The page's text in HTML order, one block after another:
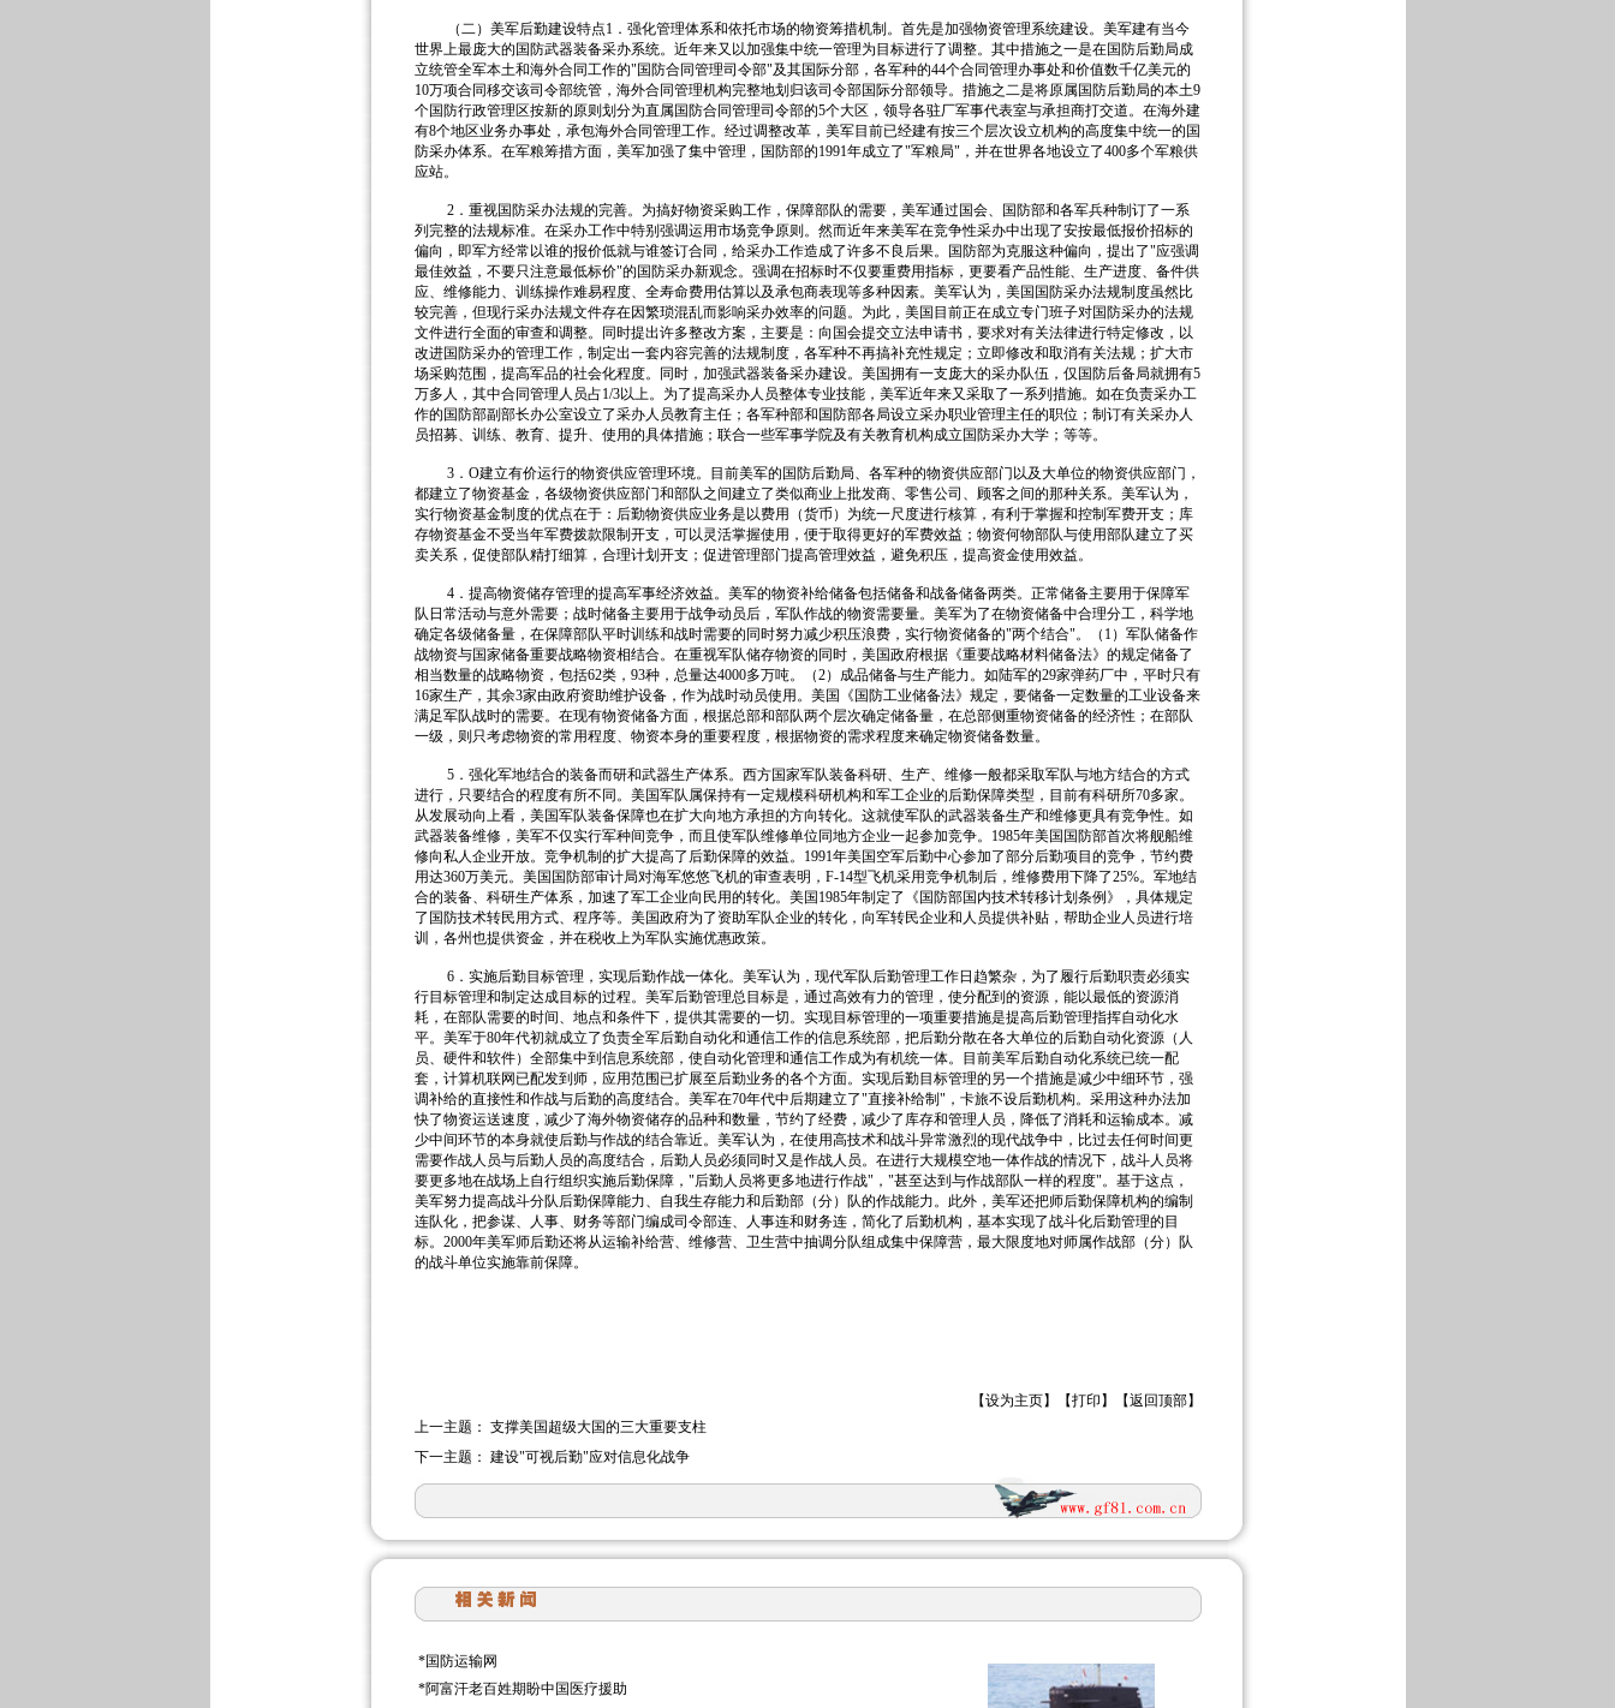
（二）美军后勤建设特点1．强化管理体系和依托市场的物资筹措机制。首先是加强物资管理系统建设。美军建有当今
世界上最庞大的国防武器装备采办系统。近年来又以加强集中统一管理为目标进行了调整。其中措施之一是在国防后勤局成
立统管全军本土和海外合同工作的"国防合同管理司令部"及其国际分部，各军种的44个合同管理办事处和价值数千亿美元的
10万项合同移交该司令部统管，海外合同管理机构完整地划归该司令部国际分部领导。措施之二是将原属国防后勤局的本土9
个国防行政管理区按新的原则划分为直属国防合同管理司令部的5个大区，领导各驻厂军事代表室与承担商打交道。在海外建
有8个地区业务办事处，承包海外合同管理工作。经过调整改革，美军目前已经建有按三个层次设立机构的高度集中统一的国
防采办体系。在军粮筹措方面，美军加强了集中管理，国防部的1991年成立了"军粮局"，并在世界各地设立了400多个军粮供
应站。
2．重视国防采办法规的完善。为搞好物资采购工作，保障部队的需要，美军通过国会、国防部和各军兵种制订了一系
列完整的法规标准。在采办工作中特别强调运用市场竞争原则。然而近年来美军在竞争性采办中出现了安按最低报价招标的
偏向，即军方经常以谁的报价低就与谁签订合同，给采办工作造成了许多不良后果。国防部为克服这种偏向，提出了"应强调
最佳效益，不要只注意最低标价"的国防采办新观念。强调在招标时不仅要重费用指标，更要看产品性能、生产进度、备件供
应、维修能力、训练操作难易程度、全寿命费用估算以及承包商表现等多种因素。美军认为，美国国防采办法规制度虽然比
较完善，但现行采办法规文件存在因繁琐混乱而影响采办效率的问题。为此，美国目前正在成立专门班子对国防采办的法规
文件进行全面的审查和调整。同时提出许多整改方案，主要是：向国会提交立法申请书，要求对有关法律进行特定修改，以
改进国防采办的管理工作，制定出一套内容完善的法规制度，各军种不再搞补充性规定；立即修改和取消有关法规；扩大市
场采购范围，提高军品的社会化程度。同时，加强武器装备采办建设。美国拥有一支庞大的采办队伍，仅国防后备局就拥有5
万多人，其中合同管理人员占1/3以上。为了提高采办人员整体专业技能，美军近年来又采取了一系列措施。如在负责采办工
作的国防部副部长办公室设立了采办人员教育主任；各军种部和国防部各局设立采办职业管理主任的职位；制订有关采办人
员招募、训练、教育、提升、使用的具体措施；联合一些军事学院及有关教育机构成立国防采办大学；等等。
3．O建立有价运行的物资供应管理环境。目前美军的国防后勤局、各军种的物资供应部门以及大单位的物资供应部门，
都建立了物资基金，各级物资供应部门和部队之间建立了类似商业上批发商、零售公司、顾客之间的那种关系。美军认为，
实行物资基金制度的优点在于：后勤物资供应业务是以费用（货币）为统一尺度进行核算，有利于掌握和控制军费开支；库
存物资基金不受当年军费拨款限制开支，可以灵活掌握使用，便于取得更好的军费效益；物资何物部队与使用部队建立了买
卖关系，促使部队精打细算，合理计划开支；促进管理部门提高管理效益，避免积压，提高资金使用效益。
4．提高物资储存管理的提高军事经济效益。美军的物资补给储备包括储备和战备储备两类。正常储备主要用于保障军
队日常活动与意外需要；战时储备主要用于战争动员后，军队作战的物资需要量。美军为了在物资储备中合理分工，科学地
确定各级储备量，在保障部队平时训练和战时需要的同时努力减少积压浪费，实行物资储备的"两个结合"。（1）军队储备作
战物资与国家储备重要战略物资相结合。在重视军队储存物资的同时，美国政府根据《重要战略材料储备法》的规定储备了
相当数量的战略物资，包括62类，93种，总量达4000多万吨。（2）成品储备与生产能力。如陆军的29家弹药厂中，平时只有
16家生产，其余3家由政府资助维护设备，作为战时动员使用。美国《国防工业储备法》规定，要储备一定数量的工业设备来
满足军队战时的需要。在现有物资储备方面，根据总部和部队两个层次确定储备量，在总部侧重物资储备的经济性；在部队
一级，则只考虑物资的常用程度、物资本身的重要程度，根据物资的需求程度来确定物资储备数量。
5．强化军地结合的装备而研和武器生产体系。西方国家军队装备科研、生产、维修一般都采取军队与地方结合的方式
进行，只要结合的程度有所不同。美国军队属保持有一定规模科研机构和军工企业的后勤保障类型，目前有科研所70多家。
从发展动向上看，美国军队装备保障也在扩大向地方承担的方向转化。这就使军队的武器装备生产和维修更具有竞争性。如
武器装备维修，美军不仅实行军种间竞争，而且使军队维修单位同地方企业一起参加竞争。1985年美国国防部首次将舰船维
修向私人企业开放。竞争机制的扩大提高了后勤保障的效益。1991年美国空军后勤中心参加了部分后勤项目的竞争，节约费
用达360万美元。美国国防部审计局对海军悠悠飞机的审查表明，F-14型飞机采用竞争机制后，维修费用下降了25%。军地结
合的装备、科研生产体系，加速了军工企业向民用的转化。美国1985年制定了《国防部国内技术转移计划条例》，具体规定
了国防技术转民用方式、程序等。美国政府为了资助军队企业的转化，向军转民企业和人员提供补贴，帮助企业人员进行培
训，各州也提供资金，并在税收上为军队实施优惠政策。
6．实施后勤目标管理，实现后勤作战一体化。美军认为，现代军队后勤管理工作日趋繁杂，为了履行后勤职责必须实
行目标管理和制定达成目标的过程。美军后勤管理总目标是，通过高效有力的管理，使分配到的资源，能以最低的资源消
耗，在部队需要的时间、地点和条件下，提供其需要的一切。实现目标管理的一项重要措施是提高后勤管理指挥自动化水
平。美军于80年代初就成立了负责全军后勤自动化和通信工作的信息系统部，把后勤分散在各大单位的后勤自动化资源（人
员、硬件和软件）全部集中到信息系统部，使自动化管理和通信工作成为有机统一体。目前美军后勤自动化系统已统一配
套，计算机联网已配发到师，应用范围已扩展至后勤业务的各个方面。实现后勤目标管理的另一个措施是减少中细环节，强
调补给的直接性和作战与后勤的高度结合。美军在70年代中后期建立了"直接补给制"，卡旅不设后勤机构。采用这种办法加
快了物资运送速度，减少了海外物资储存的品种和数量，节约了经费，减少了库存和管理人员，降低了消耗和运输成本。减
少中间环节的本身就使后勤与作战的结合靠近。美军认为，在使用高技术和战斗异常激烈的现代战争中，比过去任何时间更
需要作战人员与后勤人员的高度结合，后勤人员必须同时又是作战人员。在进行大规模空地一体作战的情况下，战斗人员将
要更多地在战场上自行组织实施后勤保障，"后勤人员将更多地进行作战"，"甚至达到与作战部队一样的程度"。基于这点，
美军努力提高战斗分队后勤保障能力、自我生存能力和后勤部（分）队的作战能力。此外，美军还把师后勤保障机构的编制
连队化，把参谋、人事、财务等部门编成司令部连、人事连和财务连，简化了后勤机构，基本实现了战斗化后勤管理的目
标。2000年美军师后勤还将从运输补给营、维修营、卫生营中抽调分队组成集中保障营，最大限度地对师属作战部（分）队
的战斗单位实施靠前保障。
【设为主页】【打印 】【返回顶部】
上一主题： 支撑美国超级大国的三大重要支柱
下一主题： 建设"可视后勤"应对信息化战争
*国防运输网
*阿富汗老百姓期盼中国医疗援助